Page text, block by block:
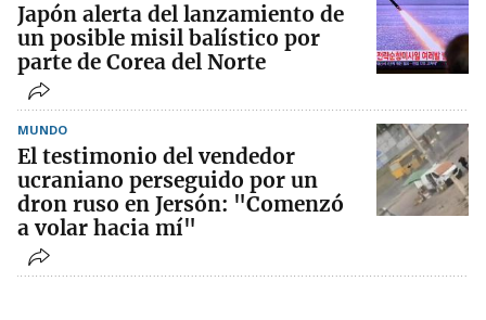
Japón alerta del lanzamiento de
un posible misil balístico por
parte de Corea del Norte
MUNDO
El testimonio del vendedor
ucraniano perseguido por un
dron ruso en Jersón: "Comenzó
a volar hacia mí"